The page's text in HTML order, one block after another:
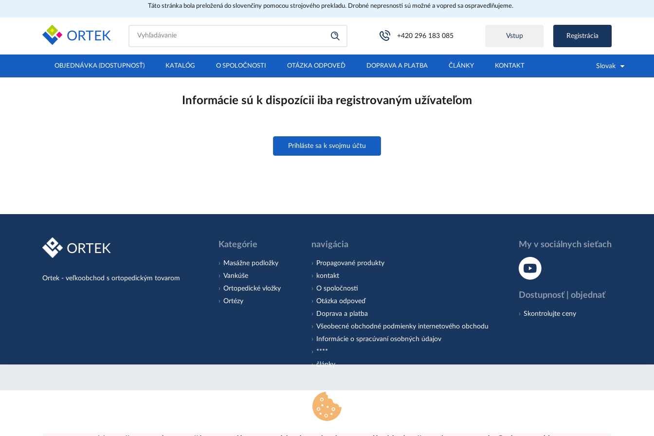
Táto stránka bola preložená do slovenčiny pomocou strojového prekladu. Drobné nepresnosti sú možné a vopred sa ospravedlňujeme.
ORTEK +420 296 183 085 Vstup Registrácia
OBJEDNÁVKA (DOSTUPNOSŤ) KATALÓG O SPOLOČNOSTI OTÁZKA ODPOVEĎ DOPRAVA A PLATBA ČLÁNKY KONTAKT Slovak
Informácie sú k dispozícii iba registrovaným užívateľom
Prihláste sa k svojmu účtu
ORTEK
Ortek - veľkoobchod s ortopedickým tovarom
Kategórie
Masážne podložky
Vankúše
Ortopedické vložky
Ortézy
navigácia
Propagované produkty
kontakt
O spoločnosti
Otázka odpoveď
Doprava a platba
Všeobecné obchodné podmienky internetového obchodu
Informácie o spracúvaní osobných údajov
****
články
My v sociálnych sieťach
Dostupnosť | objednať
Skontrolujte ceny